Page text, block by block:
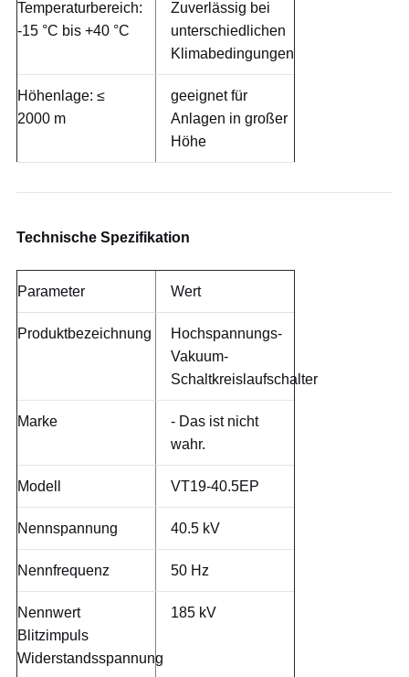
Temperaturbereich:
-15 °C bis +40 °C
Zuverlässig bei
unterschiedlichen
Klimabedingungen
Höhenlage: ≤
2000 m
geeignet für
Anlagen in großer
Höhe
Technische Spezifikation
Parameter Wert
Produktbezeichnung
Hochspannungs-
Vakuum-
Schaltkreislaufschalter
Marke
- Das ist nicht
wahr.
Modell VT19-40.5EP
Nennspannung 40.5 kV
Nennfrequenz 50 Hz
Nennwert
Blitzimpuls
Widerstandsspannung
185 kV